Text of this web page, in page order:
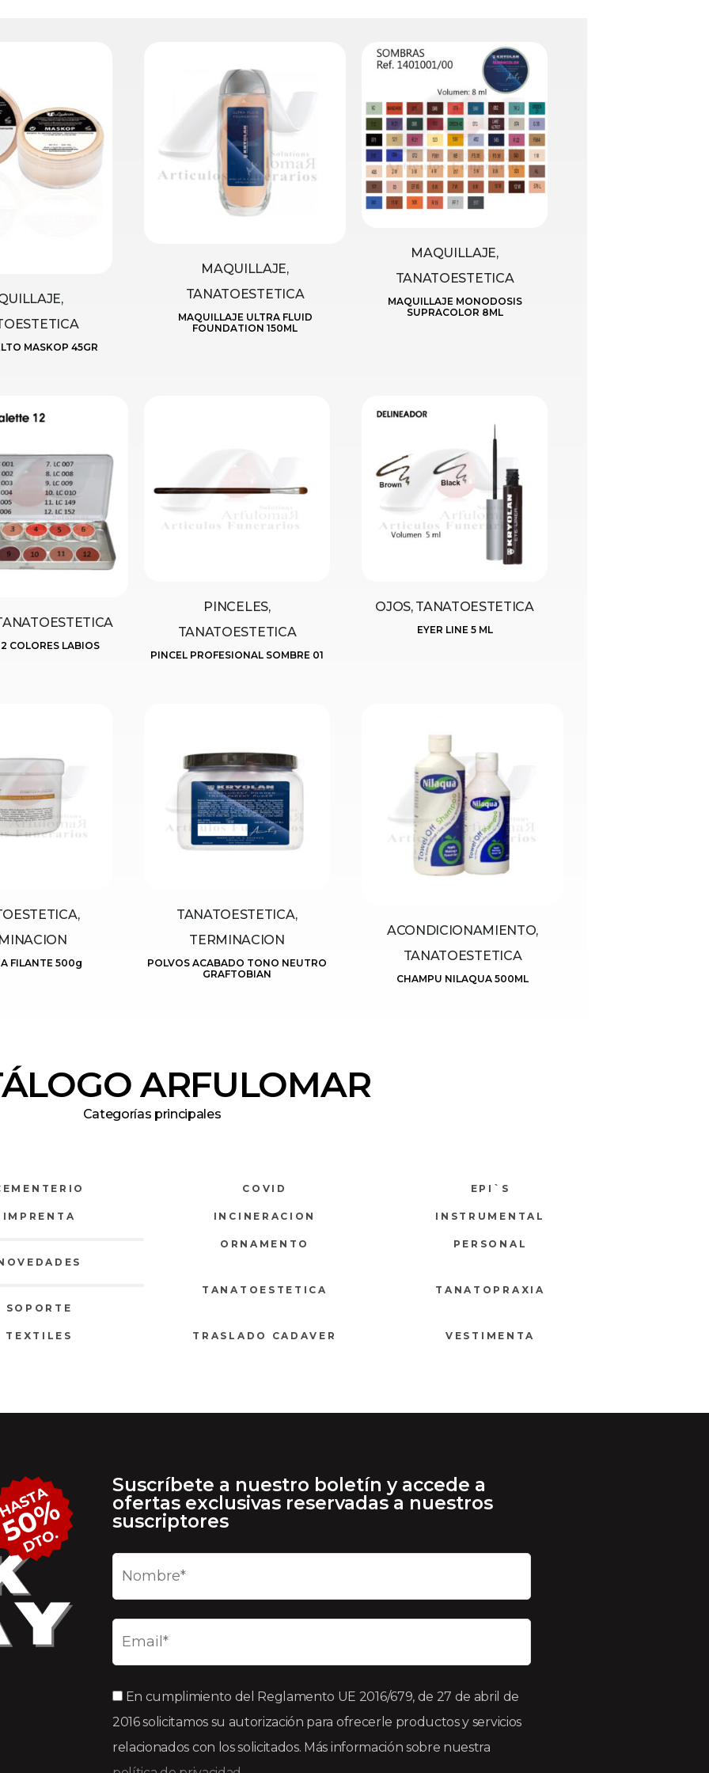
MASKOP 45GR
MAQUILLAJE,
TANATOESTETICA
MAQUILLAJE ULTRA FLUID
FOUNDATION 150ML
MAQUILLAJE,
TANATOESTETICA
MAQUILLAJE MONODOSIS
SUPRACOLOR 8ML
COLORES LABIOS
PINCELES,
TANATOESTETICA
PINCEL PROFESIONAL SOMBRE 01
OJOS, TANATOESTETICA
EYER LINE 5 ML
FILANTE 500g
TANATOESTETICA,
TERMINACION
POLVOS ACABADO TONO NEUTRO
GRAFTOBIAN
ACONDICIONAMIENTO,
TANATOESTETICA
CHAMPU NILAQUA 500ML
ARFULOMAR
Categorías principales
COVID EPI`S
IMPRENTA INCINERACION INSTRUMENTAL
ORNAMENTO PERSONAL
SOPORTE
TANATOESTETICA TANATOPRAXIA
TEXTILES TRASLADO CADAVER VESTIMENTA
Suscríbete a nuestro boletín y accede a
ofertas exclusivas reservadas a nuestros
suscriptores
En cumplimiento del Reglamento UE 2016/679, de 27 de abril de
2016 solicitamos su autorización para ofrecerle productos y servicios
relacionados con los solicitados. Más información sobre nuestra